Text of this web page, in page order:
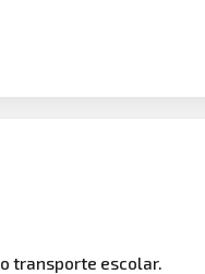
transporte escolar.